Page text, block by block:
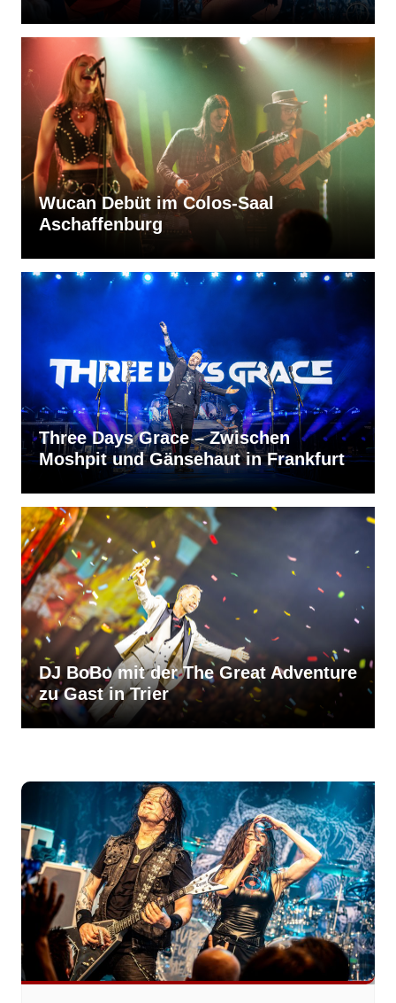
Wucan Debüt im Colos-Saal
Aschaffenburg
Three Days Grace – Zwischen
Moshpit und Gänsehaut in Frankfurt
DJ BoBo mit der The Great Adventure
zu Gast in Trier